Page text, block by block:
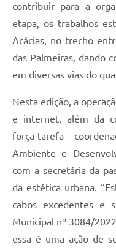
contribuir para a
etapa, os trabalhos
Acácias, no trecho
das Palmeiras, dando
em diversas vias do
Nesta edição, a
e internet, além da
força-tarefa
Ambiente e
com a secretária da
da estética urbana.
cabos excedentes e
Municipal nº 3084/
essa é uma ação de